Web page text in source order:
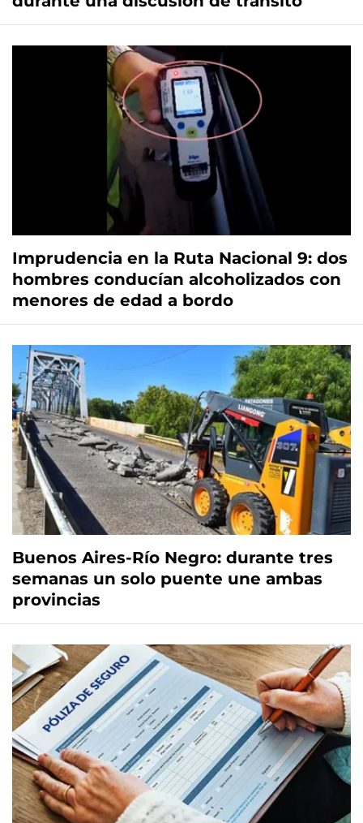
Imprudencia en la Ruta Nacional 9: dos
hombres conducían alcoholizados con
menores de edad a bordo
Buenos Aires-Río Negro: durante tres
semanas un solo puente une ambas
provincias